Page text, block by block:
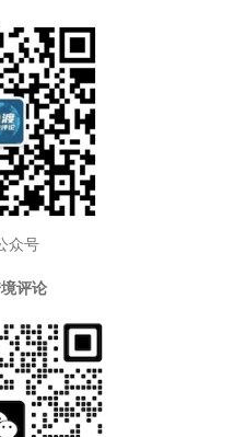
众号
评论